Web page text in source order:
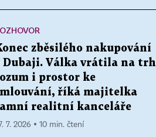
zběsilého nakupování
Dubaji. Válka vrátila na trh
i prostor ke
říká majitelka
realitní kanceláře
7. 2026 ▪ 10 min. čtení